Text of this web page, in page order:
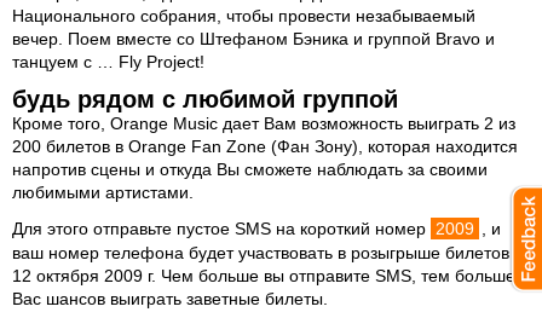
Национального собрания, чтобы провести незабываемый
вечер. Поем вместе со Штефаном Бэника и группой Bravo и
танцуем с … Fly Project!
будь рядом с любимой группой
Кроме того, Orange Music дает Вам возможность выиграть 2 из
200 билетов в Orange Fan Zone (Фан Зону), которая находится
напротив сцены и откуда Вы сможете наблюдать за своими
любимыми артистами.
Для этого отправьте пустое SMS на короткий номер 2009
, и
ваш номер телефона будет участвовать в розыгрыше билетов
12 октября 2009 г. Чем больше вы отправите SMS, тем больше у
Вас шансов выиграть заветные билеты.